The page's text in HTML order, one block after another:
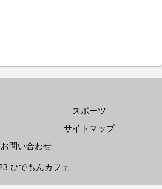
スポーツ
サイトマップ
お問い合わせ
ひでもんカフェ.